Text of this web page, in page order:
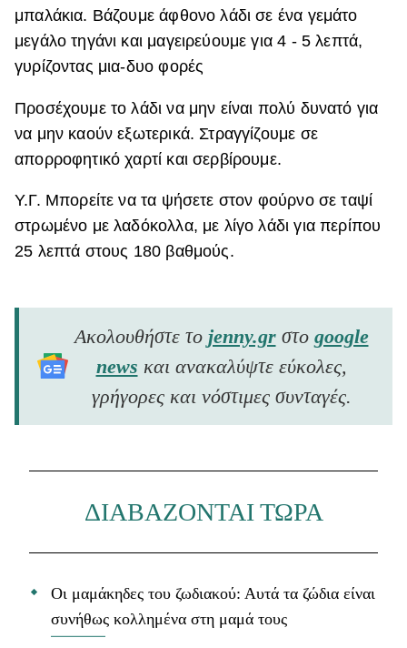
μπαλάκια. Βάζουμε άφθονο λάδι σε ένα γεμάτο
μεγάλο τηγάνι και μαγειρεύουμε για 4 - 5 λεπτά,
γυρίζοντας μια-δυο φορές
Προσέχουμε το λάδι να μην είναι πολύ δυνατό για
να μην καούν εξωτερικά. Στραγγίζουμε σε
απορροφητικό χαρτί και σερβίρουμε.
Υ.Γ. Μπορείτε να τα ψήσετε στον φούρνο σε ταψί
στρωμένο με λαδόκολλα, με λίγο λάδι για περίπου
25 λεπτά στους 180 βαθμούς.
Ακολουθήστε το jenny.grστο google
news και ανακαλύψτε εύκολες,
γρήγορες και νόστιμες συνταγές.
ΔΙΑΒΑΖΟΝΤΑΙ ΤΩΡΑ
Οι μαμάκηδες του ζωδιακού: Αυτά τα ζώδια είναι
συνήθως κολλημένα στη μαμά τους